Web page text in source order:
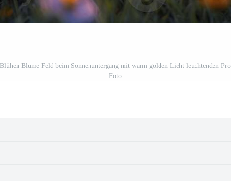
Blühen Blume Feld beim Sonnenuntergang mit warm golden Licht leuchtenden Pro
Foto